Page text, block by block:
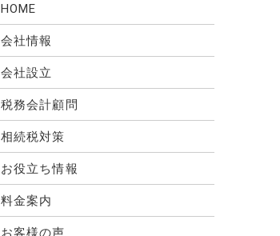
HOME
会社情報
会社設立
税務会計顧問
相続税対策
お役立ち情報
料金案内
お客様の声